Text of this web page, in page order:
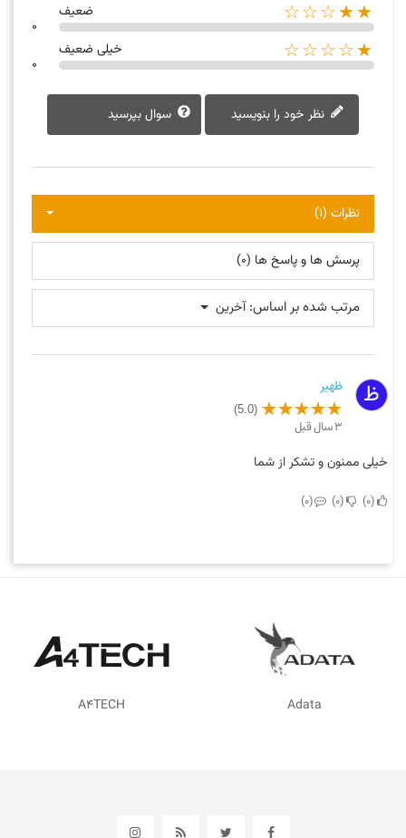
★★☆☆☆
ضعیف
0
★☆☆☆☆
خیلی ضعیف
0
سوال بپرسید
نظرات (1)
پرسش ها و پاسخ ها (0)
مرتب شده بر اساس: آخرین
ظ ظهیر
(5.0)
3 سال قبل
خیلی ممنون و تشکر از شما
0
0
0